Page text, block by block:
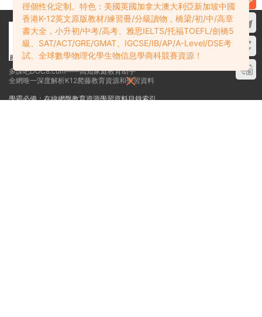
Edition 劍橋IGCSE物理第三版全
10冊PDF電子版資源含課程書+數
學/實驗/語言專項練習冊+答案
集 七八年級生物課本解讀+課件
PPT+教案學案+實驗視頻+中考真
題庫 PDF+WORD電子版下載
評論 0
請先登錄
徑個性化定制。特色：美國英國加拿大澳大利亞新加坡中國
香港K-12英文原版教材/練習冊/分級讀物，橋梁/初/中/高章
書大全，小升初/中考/高考、雅思IELTS/托福TOEFL/劍橋5
級、SAT/ACT/GRE/GMAT、IGCSE/IB/AP/A-Level/DSE考
試、全球數學物理化學生物信息學商科競賽資源！